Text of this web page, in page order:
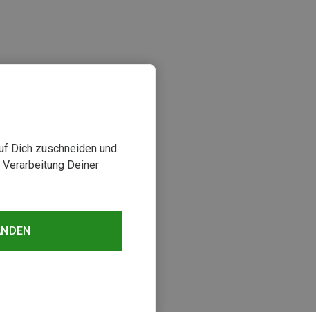
Dich zuschneiden und
Deiner